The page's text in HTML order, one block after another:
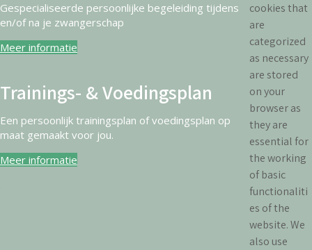
Gespecialiseerde persoonlijke begeleiding tijdens
en/of na je zwangerschap
Meer informatie
Trainings- & Voedingsplan
Een persoonlijk trainingsplan of voedingsplan op
maat gemaakt voor jou.
Meer informatie
cookies that
are
categorized
as necessary
are stored
on your
browser as
they are
essential for
the working
of basic
functionaliti
es of the
website. We
also use